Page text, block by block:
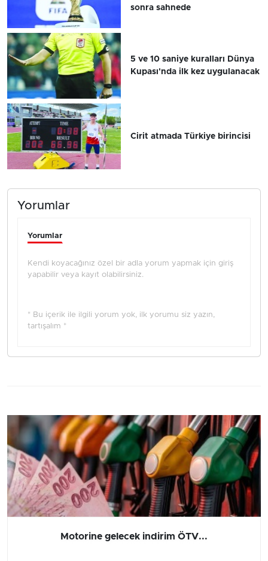
sonra sahnede
5 ve 10 saniye kuralları Dünya
Kupası'nda ilk kez uygulanacak
Cirit atmada Türkiye birincisi
Yorumlar
Yorumlar
Kendi koyacağınız özel bir adla yorum yapmak için giriş
yapabilir veya kayıt olabilirsiniz.
* Bu içerik ile ilgili yorum yok, ilk yorumu siz yazın,
tartışalım *
Motorine gelecek indirim ÖTV...